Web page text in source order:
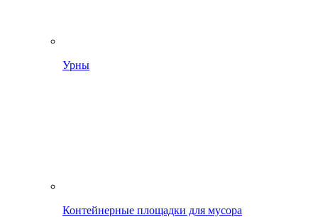
Урны
Контейнерные площадки для мусора